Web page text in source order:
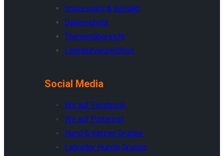
Impressum & Kontakt
Datenschutz
Themenübersicht
Literaturverzeichnis
Social Media
Wir auf Facebook
Wir auf Pinterest
Hund & Katzen Gruppe
Labrador Hunde Gruppe